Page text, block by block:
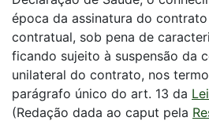
época da assinatura do
contratual, sob pena de
ficando sujeito à suspensão da
unilateral do contrato, nos
parágrafo único do art. 13 da
(Redação dada ao caput pela